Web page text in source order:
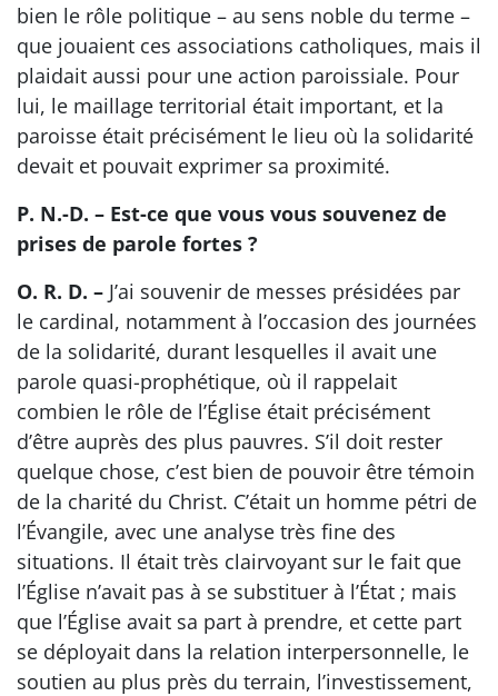
bien le rôle politique – au sens noble du terme –
que jouaient ces associations catholiques, mais il
plaidait aussi pour une action paroissiale. Pour
lui, le maillage territorial était important, et la
paroisse était précisément le lieu où la solidarité
devait et pouvait exprimer sa proximité.
P. N.-D. – Est-ce que vous vous souvenez de
prises de parole fortes ?
O. R. D. – J’ai souvenir de messes présidées par
le cardinal, notamment à l’occasion des journées
de la solidarité, durant lesquelles il avait une
parole quasi-prophétique, où il rappelait
combien le rôle de l’Église était précisément
d’être auprès des plus pauvres. S’il doit rester
quelque chose, c’est bien de pouvoir être témoin
de la charité du Christ. C’était un homme pétri de
l’Évangile, avec une analyse très fine des
situations. Il était très clairvoyant sur le fait que
l’Église n’avait pas à se substituer à l’État ; mais
que l’Église avait sa part à prendre, et cette part
se déployait dans la relation interpersonnelle, le
soutien au plus près du terrain, l’investissement,